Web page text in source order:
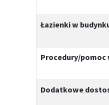
Łazienki w
Procedury/pomoc
Dodatkowe